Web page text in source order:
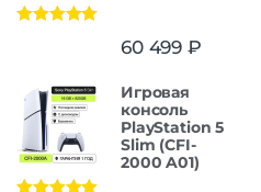
60 499 ₽
Игровая
консоль
PlayStation 5
Slim (CFI-
2000 A01)